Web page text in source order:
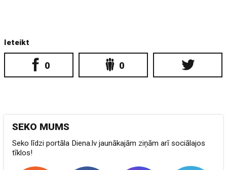
Ieteikt
0 0
SEKO MUMS
Seko līdzi portāla Diena.lv jaunākajām ziņām arī sociālajos
tīklos!